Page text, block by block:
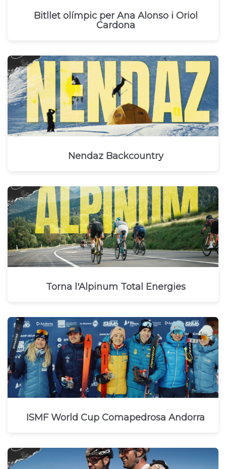
Bitllet olímpic per Ana Alonso i Oriol
Cardona
Nendaz Backcountry
Torna l'Alpinum Total Energies
ISMF World Cup Comapedrosa Andorra